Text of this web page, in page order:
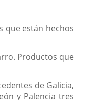
que están hechos
Productos que
de Galicia,
y Palencia tres